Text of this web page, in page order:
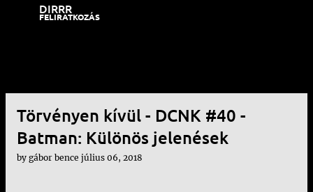
DIRRR
FELIRATKOZÁS
Törvényen kívül - DCNK #40 -
Batman: Különös jelenések
by gábor bence július 06, 2018